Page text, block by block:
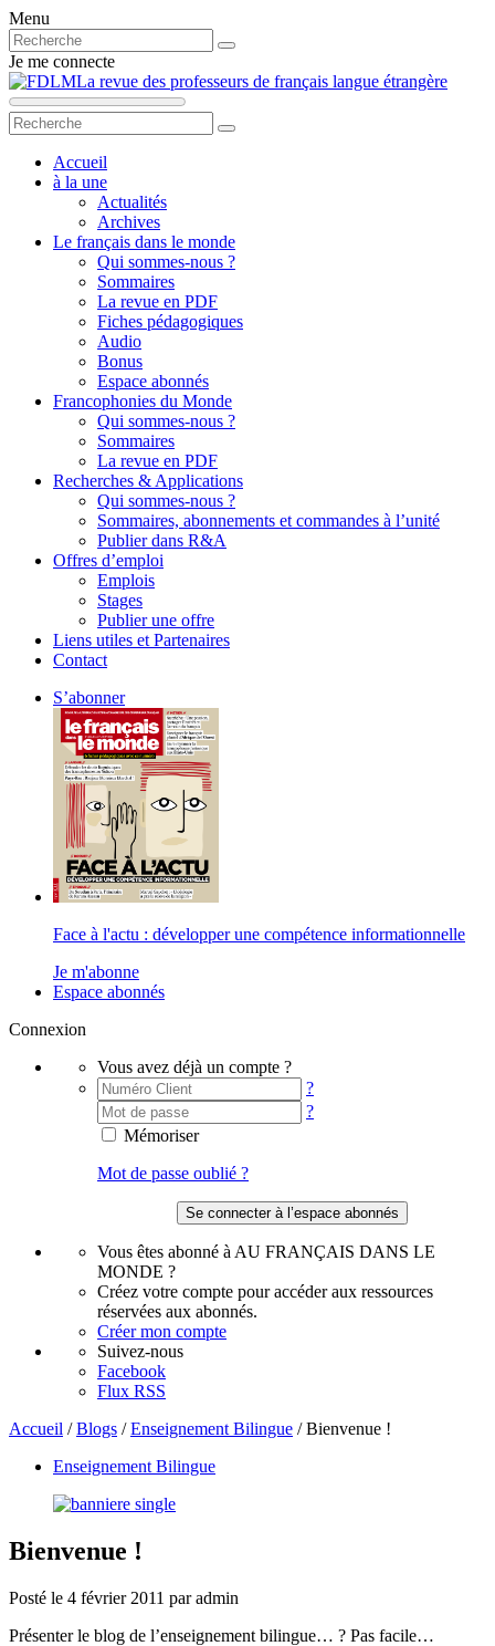
Menu
Je me connecte
La revue des professeurs de français langue étrangère
Accueil
à la une
Actualités
Archives
Le français dans le monde
Qui sommes-nous ?
Sommaires
La revue en PDF
Fiches pédagogiques
Audio
Bonus
Espace abonnés
Francophonies du Monde
Qui sommes-nous ?
Sommaires
La revue en PDF
Recherches & Applications
Qui sommes-nous ?
Sommaires, abonnements et commandes à l’unité
Publier dans R&A
Offres d’emploi
Emplois
Stages
Publier une offre
Liens utiles et Partenaires
Contact
S’abonner
Face à l'actu : développer une compétence informationnelle
Je m'abonne
Espace abonnés
Connexion
Vous avez déjà un compte ?
?
?
Mémoriser
Mot de passe oublié ?
Vous êtes abonné à AU FRANÇAIS DANS LE
MONDE ?
Créez votre compte pour accéder aux ressources
réservées aux abonnés.
Créer mon compte
Suivez-nous
Facebook
Flux RSS
Accueil /Blogs /Enseignement Bilingue /Bienvenue !
Enseignement Bilingue
Bienvenue !
Posté le 4 février 2011 par admin
Présenter le blog de l’enseignement bilingue… ? Pas facile…